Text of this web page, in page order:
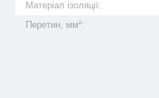
Матеріал ізоляції:
Перетин, мм²: